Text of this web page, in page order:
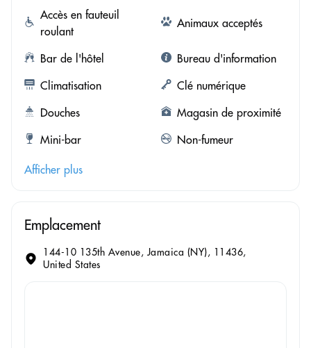
Accès en fauteuil
roulant
Animaux acceptés
Bar de l'hôtel
Bureau d'information
Climatisation
Clé numérique
Douches
Magasin de proximité
Mini-bar
Non-fumeur
Afficher plus
Emplacement
144-10 135th Avenue, Jamaica (NY), 11436,
United States